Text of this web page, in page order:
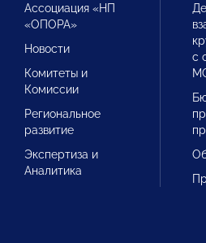
Ассоциация «НП
«ОПОРА»
Новости
Комитеты и
Комиссии
Региональное
развитие
Экспертиза и
Аналитика
с